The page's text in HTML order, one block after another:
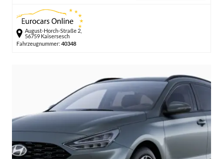
August-Horch-Straße 2,
56759 Kaisersesch
Fahrzeugnummer: 40348